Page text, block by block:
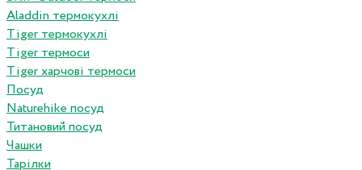
Aladdin термокухлі
Tiger термокухлі
Tiger термоси
Tiger харчові термоси
Посуд
Naturehike посуд
Титановий посуд
Чашки
Тарілки